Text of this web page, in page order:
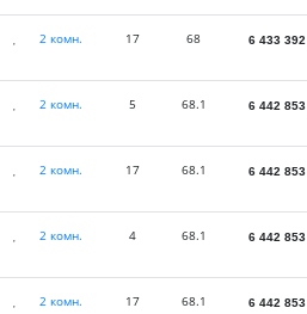
2 комн. 17 68 6 433 392
2 комн. 5 68.1 6 442 853
2 комн. 17 68.1 6 442 853
2 комн. 4 68.1 6 442 853
2 комн. 17 68.1 6 442 853